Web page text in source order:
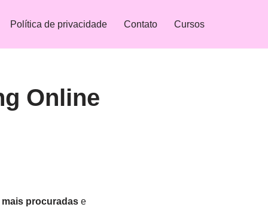
Política de privacidade Contato Cursos
Online
procuradase